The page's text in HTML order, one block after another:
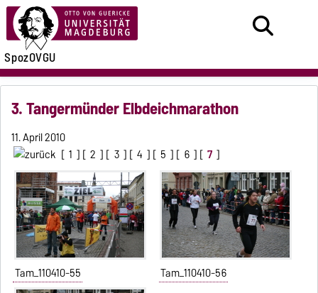
SpozOVGU
3. Tangermünder Elbdeichmarathon
11. April 2010
[ 1 ] [ 2 ] [ 3 ] [ 4 ] [ 5 ] [ 6 ] [ 7 ]
Tam_110410-55 Tam_110410-56